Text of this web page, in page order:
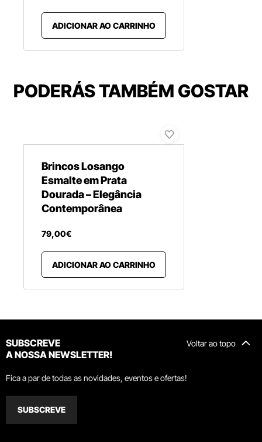
ADICIONAR AO CARRINHO
PODERÁS TAMBÉM GOSTAR
Brincos Losango
Esmalte em Prata
Dourada – Elegância
Contemporânea
79,00€
ADICIONAR AO CARRINHO
Voltar ao topo
SUBSCREVE
A NOSSA NEWSLETTER!
Fica a par de todas as novidades, eventos e ofertas!
SUBSCREVE